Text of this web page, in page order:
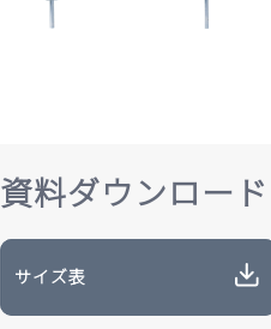
資料ダウンロード
サイズ表